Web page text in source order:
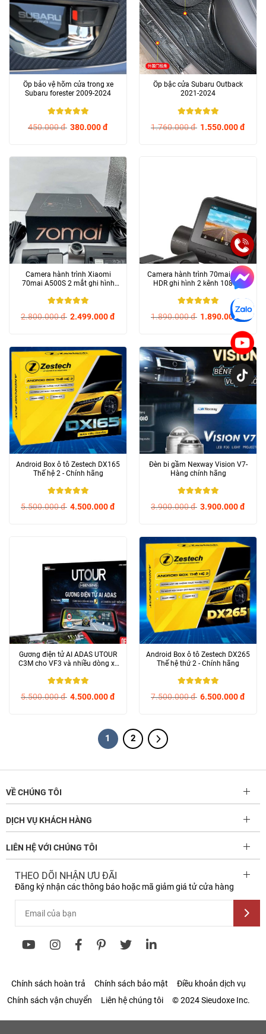
Ốp bảo vệ hõm cửa trong xe
Subaru forester 2009-2024
450.000đ 380.000đ
Ốp bậc cửa Subaru Outback
2021-2024
1.760.000đ 1.550.000đ
Camera hành trình Xiaomi
70mai A500S 2 mắt ghi hình
2.800.000đ 2.499.000đ
Camera hành trình 70mai A200
HDR ghi hình 2 kênh 1080P-
1.890.000đ 1.890.000đ
Android Box ô tô Zestech DX165
Thế hệ 2 - Chính hãng
5.500.000đ 4.500.000đ
Đèn bi gầm Nexway Vision V7-
Hàng chính hãng
3.900.000đ 3.900.000đ
Gương điện tử AI ADAS UTOUR
C3M cho VF3 và nhiều dòng xe
5.500.000đ 4.500.000đ
Android Box ô tô Zestech DX265
Thế hệ thứ 2 - Chính hãng
7.500.000đ 6.500.000đ
1 2
VỀ CHÚNG TÔI
DỊCH VỤ KHÁCH HÀNG
LIÊN HỆ VỚI CHÚNG TÔI
THEO DÕI NHẬN ƯU ĐÃI
Đăng ký nhận các thông báo hoặc mã giảm giá tử cửa hàng
© 2024 Sieudoxe Inc.
Chính sách hoàn trả Chính sách bảo mật
Điều khoản dịch vụ
Chính sách vận chuyển
Liên hệ chúng tôi